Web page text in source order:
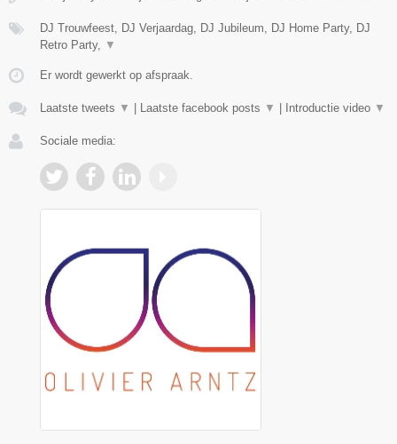
DJ Trouwfeest, DJ Verjaardag, DJ Jubileum, DJ Home Party, DJ
Retro Party,
▼
Er wordt gewerkt op afspraak.
Laatste tweets ▼ | Laatste facebook posts ▼ | Introductie video ▼
Sociale media: